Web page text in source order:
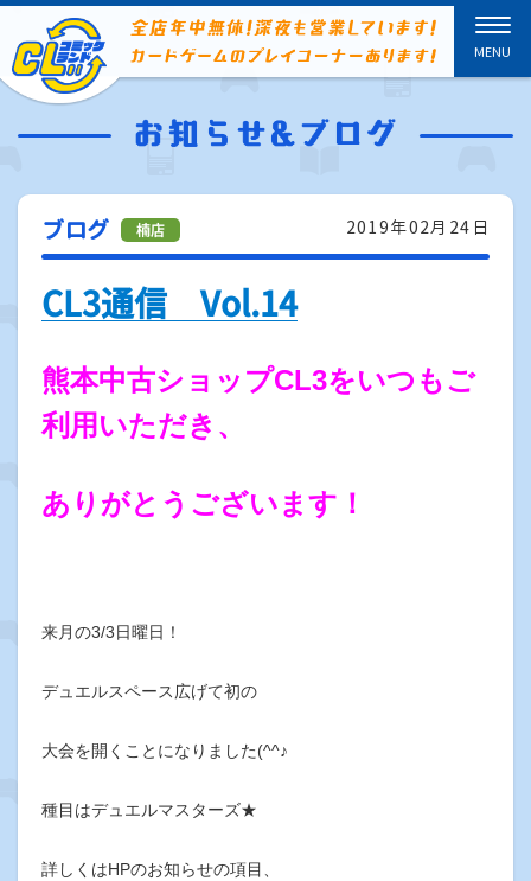
2019年02月24日
ブログ
CL3通信 Vol.14
熊本中古ショップCL3をいつもご
利用いただき、
ありがとうございます！
来月の3/3日曜日！
デュエルスペース広げて初の
大会を開くことになりました(^^♪
種目はデュエルマスターズ★
詳しくはHPのお知らせの項目、